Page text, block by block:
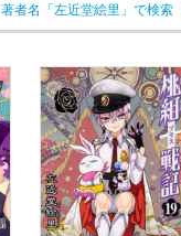
著者名「左近堂絵里」で検索